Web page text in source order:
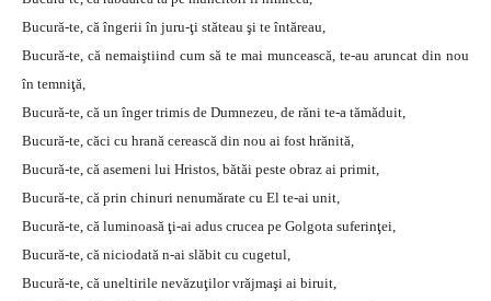
Bucură-te, că îngerii în juru-ţi stăteau şi te întăreau,
Bucură-te, că nemaiştiind cum să te mai muncească, te-au aruncat din nou
în temniţă,
Bucură-te, că un înger trimis de Dumnezeu, de răni te-a tămăduit,
Bucură-te, căci cu hrană cerească din nou ai fost hrănită,
Bucură-te, că asemeni lui Hristos, bătăi peste obraz ai primit,
Bucură-te, că prin chinuri nenumărate cu El te-ai unit,
Bucură-te, că luminoasă ţi-ai adus crucea pe Golgota suferinţei,
Bucură-te, că niciodată n-ai slăbit cu cugetul,
Bucură-te, că uneltirile nevăzuţilor vrăjmaşi ai biruit,